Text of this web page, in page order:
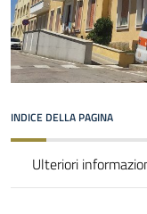
INDICE DELLA PAGINA
Ulteriori